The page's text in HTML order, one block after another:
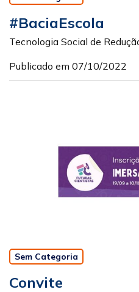
#BaciaEscola
Tecnologia Social de
Publicado em 07/10/2022
Sem Categoria
Convite